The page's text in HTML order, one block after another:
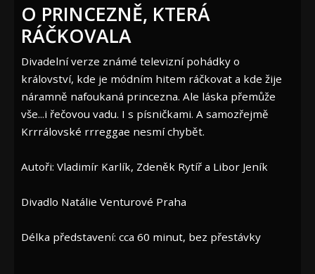
O PRINCEZNĚ, KTERÁ
RÁČKOVALA
Divadelní verze známé televizní pohádky o
království, kde je módním hitem ráčkovat a kde žije
náramně nafoukaná princezna. Ale láska přemůže
vše...i řečovou vadu. I s písničkami. A samozřejmě
Krrrálovské rrreggae nesmí chybět.
Autoři: Vladimír Karlík, Zdeněk Rytíř a Libor Jeník
Divadlo Natálie Venturové Praha
Délka představení: cca 60 minut, bez přestávky